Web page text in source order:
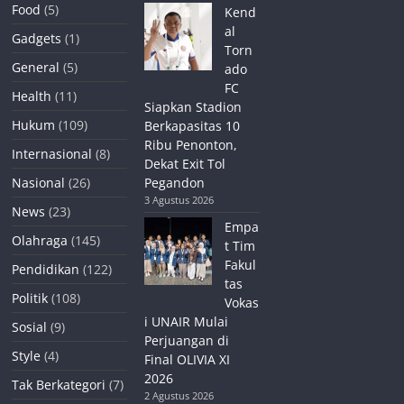
Food (5)
Gadgets (1)
General (5)
Health (11)
Hukum (109)
Internasional (8)
Nasional (26)
News (23)
Olahraga (145)
Pendidikan (122)
Politik (108)
Sosial (9)
Style (4)
Tak Berkategori (7)
Kend
al
Torn
ado
FC
Siapkan Stadion
Berkapasitas 10
Ribu Penonton,
Dekat Exit Tol
Pegandon
3 Agustus 2026
Empa
t Tim
Fakul
tas
Vokas
i UNAIR Mulai
Perjuangan di
Final OLIVIA XI
2026
2 Agustus 2026